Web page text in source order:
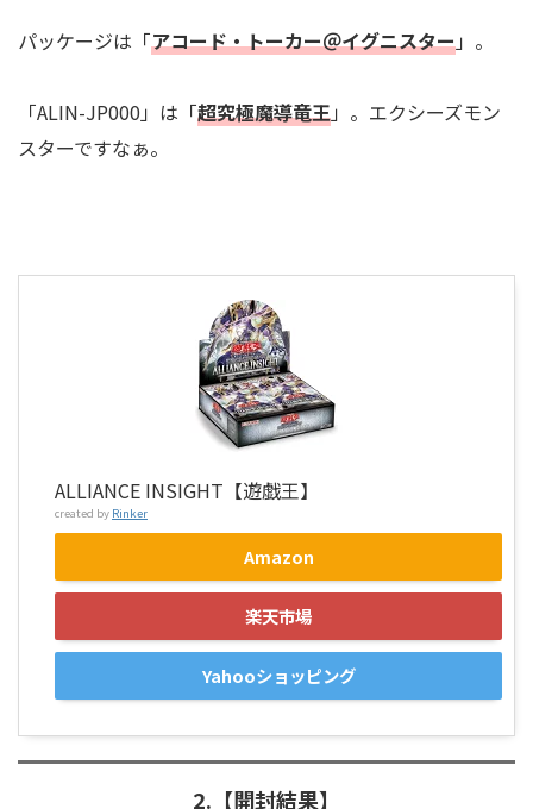
パッケージは「アコード・トーカー＠イグニスター」。
「ALIN-JP000」は「超究極魔導竜王」。エクシーズモン
スターですなぁ。
ALLIANCE INSIGHT【遊戯王】
created by Rinker
Amazon
楽天市場
Yahooショッピング
2.【開封結果】